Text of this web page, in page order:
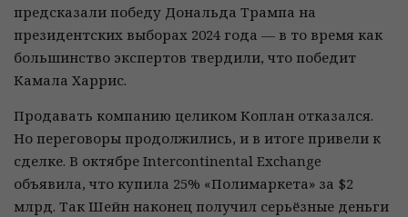
предсказали победу Дональда Трампа на
президентских выборах 2024 года — в то время как
большинство экспертов твердили, что победит
Камала Харрис.
Продавать компанию целиком Коплан отказался.
Но переговоры продолжились, и в итоге привели к
сделке. В октябре Intercontinental Exchange
объявила, что купила 25% «Полимаркета» за $2
млрд. Так Шейн наконец получил серьёзные деньги